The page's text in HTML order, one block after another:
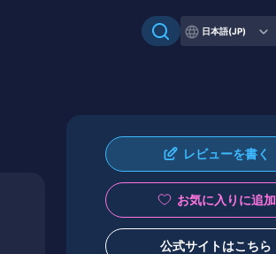
日本語(JP)
レビューを書く
お気に入りに追加
公式サイトはこちら